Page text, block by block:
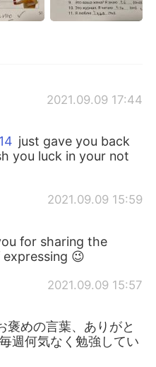
2021.09.09 17:44
just gave you back
you luck in your not
2021.09.09 15:59
for sharing the
😉
2021.09.09 15:57
褒めの言葉、ありがと
週何気なく勉強してい